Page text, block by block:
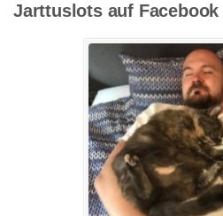
Jarttuslots auf Facebook